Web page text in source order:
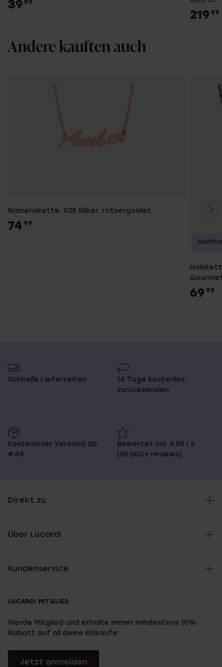
39 99
219 99
Andere kauften auch
Namenskette, 925 Silber, rotvergoldet
74 99
69 99
Schnelle Lieferzeiten
14 Tage kostenlos
zurücksenden
Kostenloser Versand ab
€49
Bewertet mit 4,58 / 5
(55.000+ reviews)
Direkt zu
Über Lucardi
Kundenservice
LUCARDI MITGLIED
Werde Mitglied und erhalte immer mindestens 10%
Rabatt auf all deine Einkäufe
Jetzt anmelden